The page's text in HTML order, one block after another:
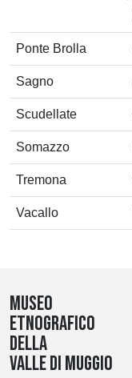
Ponte Brolla
Sagno
Scudellate
Somazzo
Tremona
Vacallo
Museo
etnografico
della
Valle di Muggio